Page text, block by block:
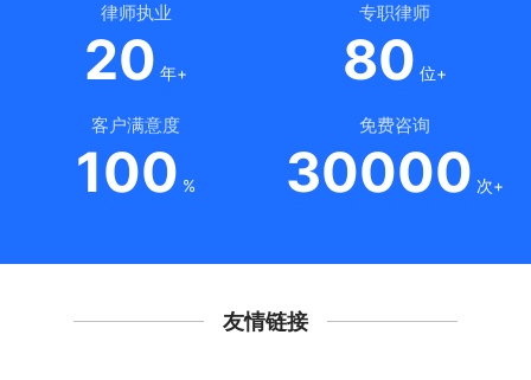
律师执业
20 年+
专职律师
80 位+
客户满意度
100 %
免费咨询
30000 次+
友情链接